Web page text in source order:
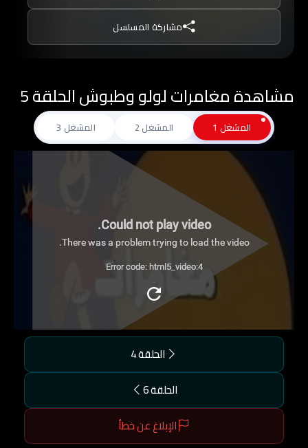
مشاركة المسلسل
مشاهدة مغامرات لولو وطبوش الحلقة 5
المشغل 1 المشغل 2 المشغل 3
Could not play video.
There was a problem trying to load the video.
Error code: html5_video:4
الحلقة 4
الحلقة 6
الإبلاغ عن خطأ